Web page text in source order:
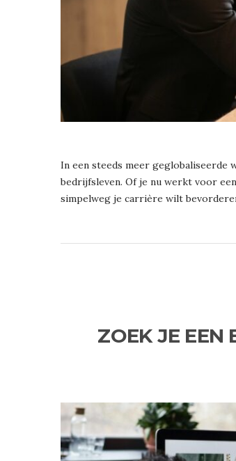
In een steeds meer geglobaliseerde
bedrijfsleven. Of je nu werkt voor
simpelweg je carrière wilt
ZOEK JE EEN